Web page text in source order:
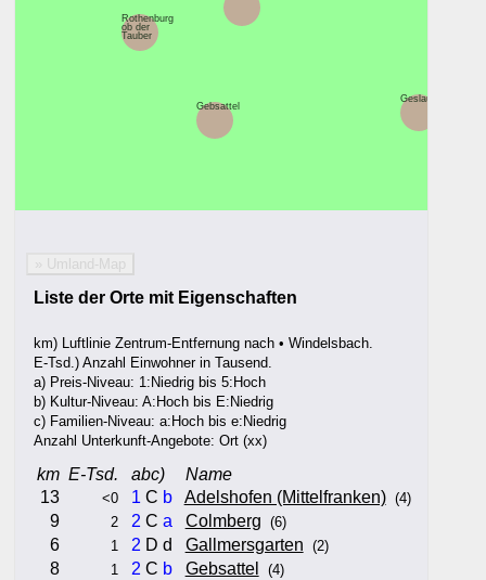
Geslau
Gebsattel
Rothenburg
ob der
Tauber
» Umland-Map
Liste der Orte mit Eigenschaften
km) Luftlinie Zentrum-Entfernung nach • Windelsbach.
E-Tsd.) Anzahl Einwohner in Tausend.
a) Preis-Niveau: 1:Niedrig bis 5:Hoch
b) Kultur-Niveau: A:Hoch bis E:Niedrig
c) Familien-Niveau: a:Hoch bis e:Niedrig
Anzahl Unterkunft-Angebote: Ort (xx)
km E-Tsd. abc)
Name
13
<0 1 C b Adelshofen (Mittelfranken) (4)
9 2 2 C a Colmberg (6)
6 1 2 D d Gallmersgarten (2)
8 1 2 C b Gebsattel (4)